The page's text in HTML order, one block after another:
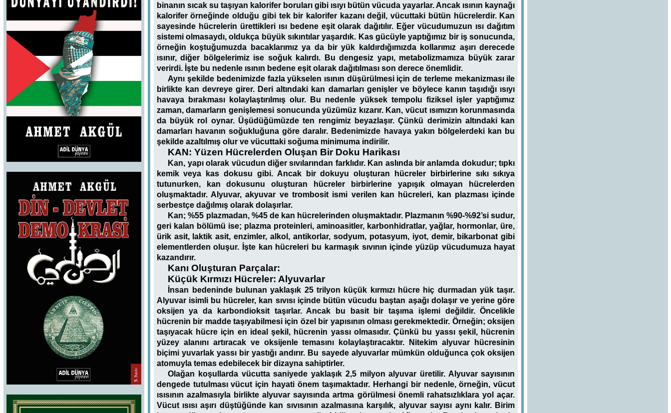
binanın sıcak su taşıyan kalorifer boruları gibi ısıyı bütün vücuda yayarlar. Ancak ısının kaynağı
kalorifer örneğinde olduğu gibi tek bir kalorifer kazanı değil, vücuttaki bütün hücrelerdir. Kan
sayesinde hücrelerin ürettikleri ısı bedene eşit olarak dağıtılır. Eğer vücudumuzun ısı dağıtım
sistemi olmasaydı, oldukça büyük sıkıntılar yaşardık. Kas gücüyle yaptığımız bir iş sonucunda,
örneğin koştuğumuzda bacaklarımız ya da bir yük kaldırdığımızda kollarımız aşırı derecede
ısınır, diğer bölgelerimiz ise soğuk kalırdı. Bu dengesiz yapı, metabolizmamıza büyük zarar
verirdi. İşte bu nedenle ısının bedene eşit olarak dağıtılması son derece önemlidir.
Aynı şekilde bedenimizde fazla yükselen ısının düşürülmesi için de terleme mekanizması ile
birlikte kan devreye girer. Deri altındaki kan damarları genişler ve böylece kanın taşıdığı ısıyı
havaya bırakması kolaylaştırılmış olur. Bu nedenle yüksek tempolu fiziksel işler yaptığımız
zaman, damarların genişlemesi sonucunda yüzümüz kızarır. Kan, vücut ısımızın korunmasında
da büyük rol oynar. Üşüdüğümüzde ten rengimiz beyazlaşır. Çünkü derimizin altındaki kan
damarları havanın soğukluğuna göre daralır. Bedenimizde havaya yakın bölgelerdeki kan bu
şekilde azaltılmış olur ve vücuttaki soğuma minimuma indirilir.
KAN: Yüzen Hücrelerden Oluşan Bir Doku Harikası
Kan, yapı olarak vücudun diğer sıvılarından farklıdır. Kan aslında bir anlamda dokudur; tıpkı
kemik veya kas dokusu gibi. Ancak bir dokuyu oluşturan hücreler birbirlerine sıkı sıkıya
tutunurken, kan dokusunu oluşturan hücreler birbirlerine yapışık olmayan hücrelerden
oluşmaktadır. Alyuvar, akyuvar ve trombosit ismi verilen kan hücreleri, kan plazması içinde
serbestçe dağılmış olarak dolaşırlar.
Kan; %55 plazmadan, %45 de kan hücrelerinden oluşmaktadır. Plazmanın %90-%92’si sudur,
geri kalan bölümü ise; plazma proteinleri, aminoasitler, karbonhidratlar, yağlar, hormonlar, üre,
ürik asit, laktik asit, enzimler, alkol, antikorlar, sodyum, potasyum, iyot, demir, bikarbonat gibi
elementlerden oluşur. İşte kan hücreleri bu karmaşık sıvının içinde yüzüp vücudumuza hayat
kazandırır.
Kanı Oluşturan Parçalar:
Küçük Kırmızı Hücreler: Alyuvarlar
İnsan bedeninde bulunan yaklaşık 25 trilyon küçük kırmızı hücre hiç durmadan yük taşır.
Alyuvar isimli bu hücreler, kan sıvısı içinde bütün vücudu baştan aşağı dolaşır ve yerine göre
oksijen ya da karbondioksit taşırlar. Ancak bu basit bir taşıma işlemi değildir. Öncelikle
hücrenin bir madde taşıyabilmesi için özel bir yapısının olması gerekmektedir. Örneğin; oksijen
taşıyacak hücre için en ideal şekil, hücrenin yassı olmasıdır. Çünkü bu yassı şekil, hücrenin
yüzey alanını artıracak ve oksijenle temasını kolaylaştıracaktır. Nitekim alyuvar hücresinin
biçimi yuvarlak yassı bir yastığı andırır. Bu sayede alyuvarlar mümkün olduğunca çok oksijen
atomuyla temas edebilecek bir dizayna sahiptirler.
Olağan koşullarda vücutta saniyede yaklaşık 2,5 milyon alyuvar üretilir. Alyuvar sayısının
dengede tutulması vücut için hayati önem taşımaktadır. Herhangi bir nedenle, örneğin, vücut
ısısının azalmasıyla birlikte alyuvar sayısında artma görülmesi önemli rahatsızlıklara yol açar.
Vücut ısısı aşırı düştüğünde kan sıvısının azalmasına karşılık, alyuvar sayısı aynı kalır. Birim